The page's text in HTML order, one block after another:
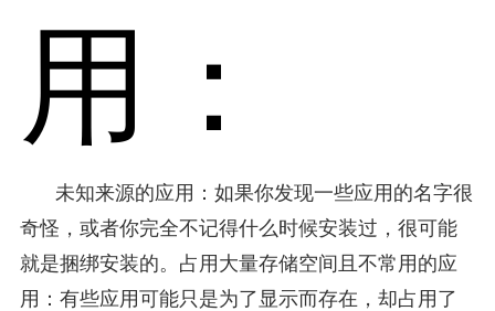
用：
未知来源的应用：如果你发现一些应用的名字很
奇怪，或者你完全不记得什么时候安装过，很可能
就是捆绑安装的。占用大量存储空间且不常用的应
用：有些应用可能只是为了显示而存在，却占用了